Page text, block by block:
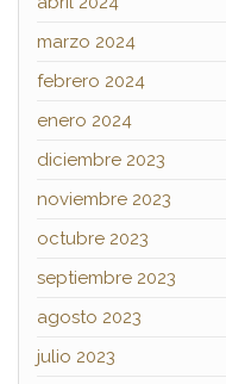
marzo 2024
febrero 2024
enero 2024
diciembre 2023
noviembre 2023
octubre 2023
septiembre 2023
agosto 2023
julio 2023